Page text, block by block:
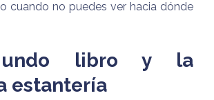
cuando no puedes ver hacia dónde
libro y la
estantería